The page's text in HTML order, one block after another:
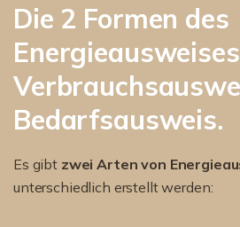
Die 2 Formen des
Bedarfsausweis.
Es gibt zwei Arten von
unterschiedlich erstellt werden: